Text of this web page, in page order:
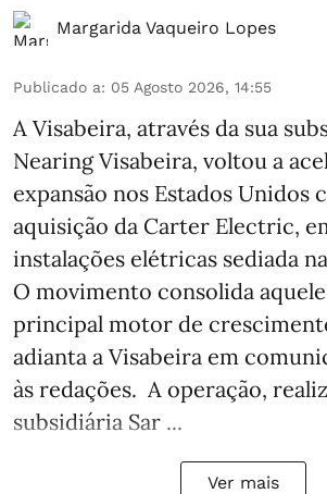
Margarida Vaqueiro Lopes
Publicado a: 05 Agosto 2026, 14:55
A Visabeira, através da sua
Nearing Visabeira, voltou a
expansão nos Estados Unidos
aquisição da Carter Electric,
instalações elétricas sediada
O movimento consolida
principal motor de
adianta a Visabeira em
às redações. A operação,
subsidiária Sar ...
Ver mais